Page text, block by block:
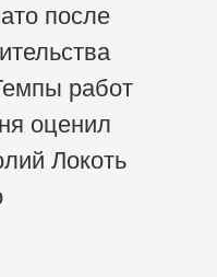
после
работ
оценил
Локоть